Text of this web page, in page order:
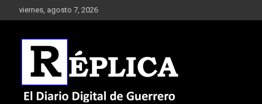
al
viernes, agosto 7, 2026